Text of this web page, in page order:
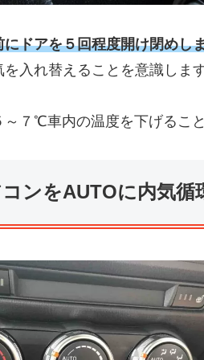
ドアを５回程度開け閉めし
を入れ替えることを意識しま
～７℃車内の温度を下げるこ
コンをAUTOに内気循